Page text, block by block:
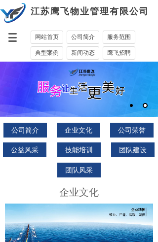
江苏鹰飞物业管理有限公司
网站首页 公司简介 服务范围
典型案例 新闻动态 鹰飞招聘
联系我们
企业文化 公司荣誉
团队建设
公司简介
技能培训
团队风采
公益风采
企业文化